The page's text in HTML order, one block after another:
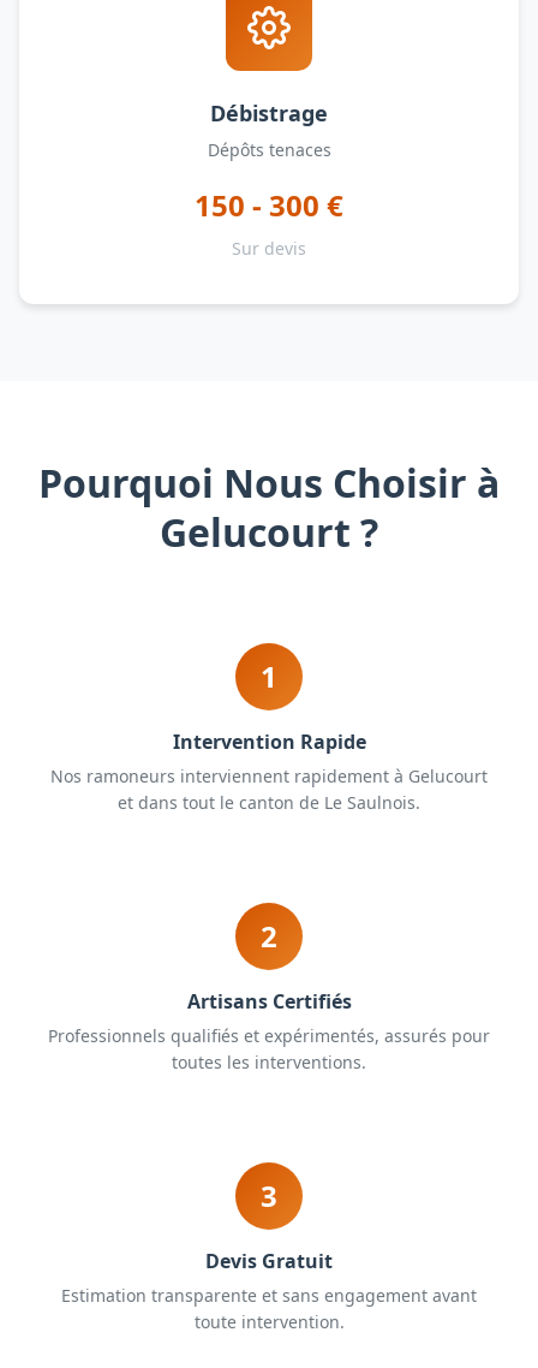
Débistrage
Dépôts tenaces
150 - 300 €
Sur devis
Pourquoi Nous Choisir à
Gelucourt ?
1
Intervention Rapide
Nos ramoneurs interviennent rapidement à Gelucourt
et dans tout le canton de Le Saulnois.
2
Artisans Certifiés
Professionnels qualifiés et expérimentés, assurés pour
toutes les interventions.
3
Devis Gratuit
Estimation transparente et sans engagement avant
toute intervention.